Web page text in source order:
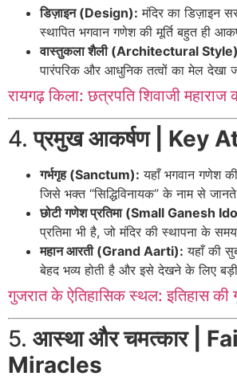
डिज़ाइन (Design): मंदिर का डिज़ाइन
स्थापित भगवान गणेश की मूर्ति बहुत ही
वास्तुकला शैली (Architectural
पारंपरिक और आधुनिक तत्वों का मेल देखा
रायगढ़ किला: छत्रपति शिवाजी महाराज
4.प्रमुख आकर्षण | Key
गर्भगृह (Sanctum): यहाँ भगवान गणेश
जिसे भक्त “सिद्धिविनायक” के नाम से
छोटी गणेश प्रतिमा (Small Ganesh
प्रतिमा भी है, जो मंदिर की स्थापना के
महान आरती (Grand Aarti): यहाँ की
बेहद भव्य होती है और इसे देखने के लिए
गुजरात के ऐतिहासिक स्थल: इतिहास की
5. आस्था और चमत्कार |
Miracles